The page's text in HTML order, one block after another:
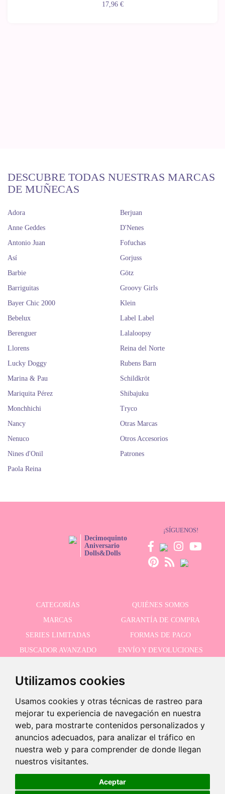
Utilizamos cookies
Usamos cookies y otras técnicas de rastreo para
mejorar tu experiencia de navegación en nuestra
web, para mostrarte contenidos personalizados y
anuncios adecuados, para analizar el tráfico en
nuestra web y para comprender de donde llegan
nuestros visitantes.
Aceptar
19,95 € +
-
17,96 €
DESCUBRE TODAS NUESTRAS MARCAS
DE MUÑECAS
Adora
Anne Geddes
Antonio Juan
Así
Barbie
Barriguitas
Bayer Chic 2000
Bebelux
Berenguer
Berjuan
D'Nenes
Fofuchas
Gorjuss
Götz
Groovy Girls
Klein
Label Label
Lalaloopsy
Llorens
Lucky Doggy
Marina & Pau
Mariquita Pérez
Monchhichi
Nancy
Nenuco
Nines d'Onil
Paola Reina
Reina del Norte
Rubens Barn
Schildkröt
Shibajuku
Tryco
Otras Marcas
Otros Accesorios
Patrones
Decimoquinto
Aniversario
Dolls&Dolls
¡SÍGUENOS!
CATEGORÍAS
QUIÉNES SOMOS
MARCAS
GARANTÍA DE COMPRA
SERIES LIMITADAS
FORMAS DE PAGO
BUSCADOR AVANZADO
ENVÍO Y DEVOLUCIONES
RECIBE NUESTRAS ÚLTIMAS NOVEDADES
Acepto la política de privacidad